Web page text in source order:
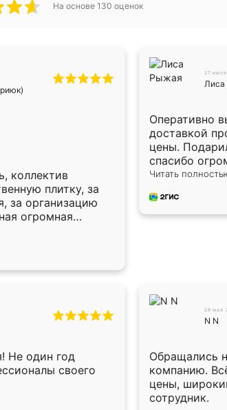
На основе 130 оценок
коллектив
плитку, за
за организацию
огромная
плитки
ребята.
27
Оперативно
доставкой
цены.
спасибо
Читать
Не один год
своего
28 мая
N N
Обращались
компанию.
цены,
сотрудник.